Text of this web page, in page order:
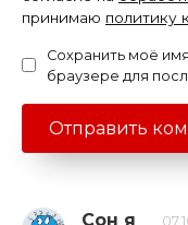
принимаю политику
Сохранить моё
браузере для
Сон я